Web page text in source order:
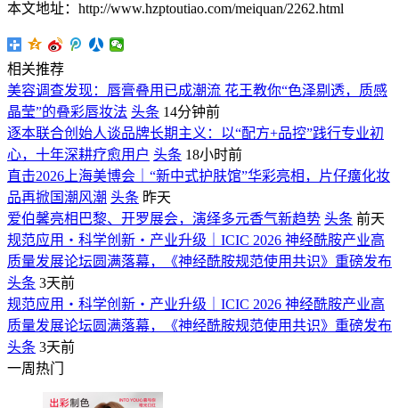
本文地址：http://www.hzptoutiao.com/meiquan/2262.html
相关推荐
美容调查发现：唇膏叠用已成潮流 花王教你“色泽剔透，质感
晶莹”的叠彩唇妆法 头条 14分钟前
逐本联合创始人谈品牌长期主义：以“配方+品控”践行专业初
心，十年深耕疗愈用户 头条 18小时前
直击2026上海美博会｜“新中式护肤馆”华彩亮相，片仔癀化妆
品再掀国潮风潮 头条 昨天
爱伯馨亮相巴黎、开罗展会，演绎多元香气新趋势 头条 前天
规范应用・科学创新・产业升级｜ICIC 2026 神经酰胺产业高
质量发展论坛圆满落幕，《神经酰胺规范使用共识》重磅发布
头条 3天前
规范应用・科学创新・产业升级｜ICIC 2026 神经酰胺产业高
质量发展论坛圆满落幕，《神经酰胺规范使用共识》重磅发布
头条 3天前
一周热门